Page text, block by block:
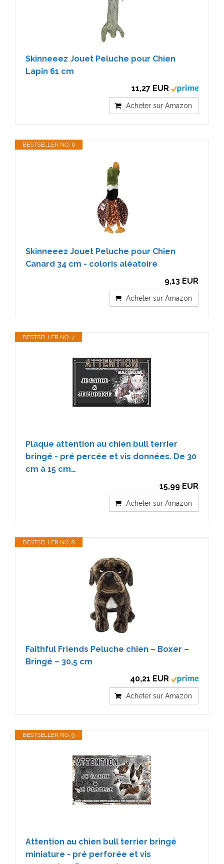
Skinneeez Jouet Peluche pour Chien
Lapin 61 cm
11,27 EUR
Acheter sur Amazon
BESTSELLER NO. 6
Skinneeez Jouet Peluche pour Chien
Canard 34 cm - coloris aléatoire
9,13 EUR
Acheter sur Amazon
BESTSELLER NO. 7
Plaque attention au chien bull terrier
bringé - pré percée et vis données. De 30
cm à 15 cm…
15,99 EUR
Acheter sur Amazon
BESTSELLER NO. 8
Faithful Friends Peluche chien – Boxer –
Bringé – 30,5 cm
40,21 EUR
Acheter sur Amazon
BESTSELLER NO. 9
Attention au chien bull terrier bringé
miniature - pré perforée et vis